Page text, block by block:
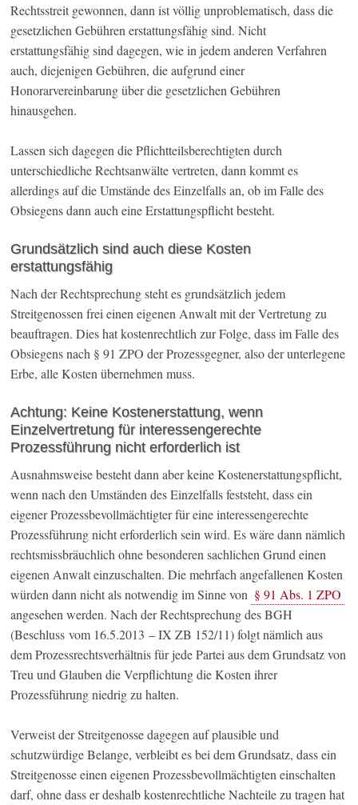
Rechtsstreit gewonnen, dann ist völlig unproblematisch, dass die
gesetzlichen Gebühren erstattungsfähig sind. Nicht
erstattungsfähig sind dagegen, wie in jedem anderen Verfahren
auch, diejenigen Gebühren, die aufgrund einer
Honorarvereinbarung über die gesetzlichen Gebühren
hinausgehen.
Lassen sich dagegen die Pflichtteilsberechtigten durch
unterschiedliche Rechtsanwälte vertreten, dann kommt es
allerdings auf die Umstände des Einzelfalls an, ob im Falle des
Obsiegens dann auch eine Erstattungspflicht besteht.
Grundsätzlich sind auch diese Kosten
erstattungsfähig
Nach der Rechtsprechung steht es grundsätzlich jedem
Streitgenossen frei einen eigenen Anwalt mit der Vertretung zu
beauftragen. Dies hat kostenrechtlich zur Folge, dass im Falle des
Obsiegens nach § 91 ZPO der Prozessgegner, also der unterlegene
Erbe, alle Kosten übernehmen muss.
Achtung: Keine Kostenerstattung, wenn
Einzelvertretung für interessengerechte
Prozessführung nicht erforderlich ist
Ausnahmsweise besteht dann aber keine Kostenerstattungspflicht,
wenn nach den Umständen des Einzelfalls feststeht, dass ein
eigener Prozessbevollmächtigter für eine interessengerechte
Prozessführung nicht erforderlich sein wird. Es wäre dann nämlich
rechtsmissbräuchlich ohne besonderen sachlichen Grund einen
eigenen Anwalt einzuschalten. Die mehrfach angefallenen Kosten
würden dann nicht als notwendig im Sinne von § 91 Abs. 1 ZPO
angesehen werden. Nach der Rechtsprechung des BGH
(Beschluss vom 16.5.2013 – IX ZB 152/11) folgt nämlich aus
dem Prozessrechtsverhältnis für jede Partei aus dem Grundsatz von
Treu und Glauben die Verpflichtung die Kosten ihrer
Prozessführung niedrig zu halten.
Verweist der Streitgenosse dagegen auf plausible und
schutzwürdige Belange, verbleibt es bei dem Grundsatz, dass ein
Streitgenosse einen eigenen Prozessbevollmächtigten einschalten
darf, ohne dass er deshalb kostenrechtliche Nachteile zu tragen hat